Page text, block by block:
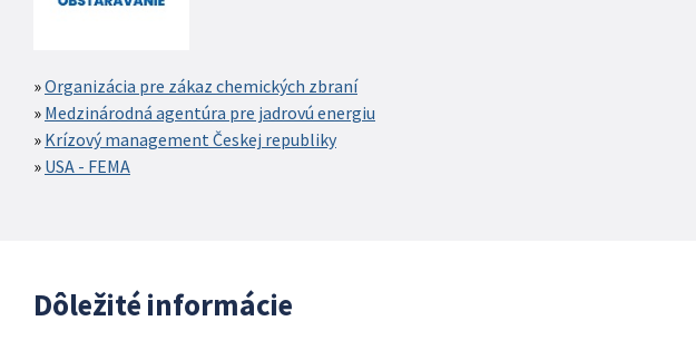
Organizácia pre zákaz chemických zbraní
Medzinárodná agentúra pre jadrovú energiu
Krízový management Českej republiky
USA - FEMA
Dôležité informácie